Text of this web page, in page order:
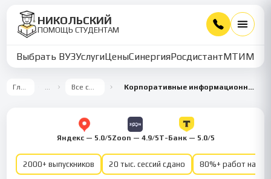
НИКОЛЬСКИЙ
ПОМОЩЬ СТУДЕНТАМ
Выбрать ВУЗУслугиЦеныСинергияРосдистантМТИММУ
Главная … Все семестры Корпоративные информационные системы 5 семестр
Яндекс — 5.0/5Zoon — 4.9/5Т-Банк — 5.0/5
2000+ выпускников 20 тыс. сессий сдано 80%+ работ на